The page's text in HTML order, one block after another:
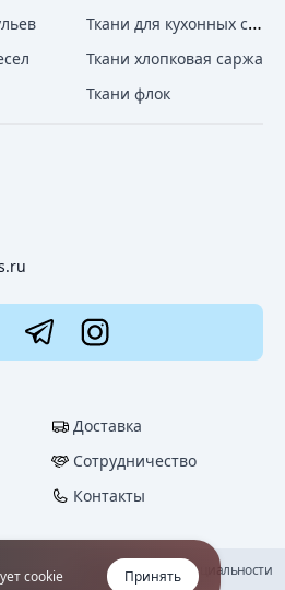
Ткани для кухонных стульев
Ткани хлопковая саржа
Ткани флок
Доставка
Сотрудничество
Контакты
Политика конфиденциальности
cookie Принять